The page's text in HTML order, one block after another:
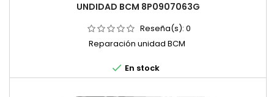
UNDIDAD BCM 8P0907063G
Reseña(s): 0
Reparación unidad BCM
 En stock